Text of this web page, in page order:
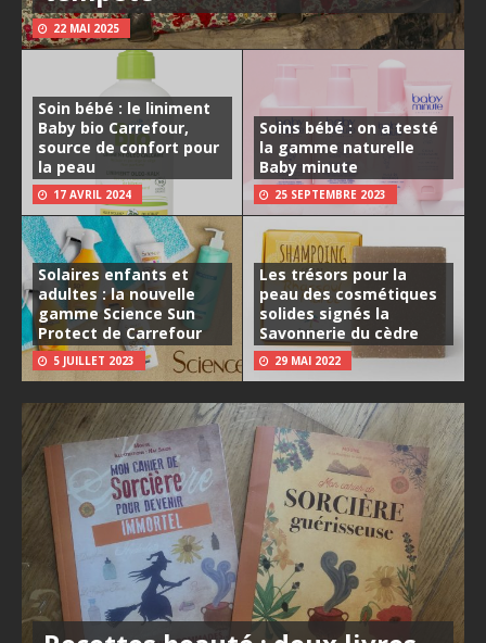
22 MAI 2025
Soin bébé : le liniment
Baby bio Carrefour,
source de confort pour
la peau
17 AVRIL 2024
Soins bébé : on a testé
la gamme naturelle
Baby minute
25 SEPTEMBRE 2023
Solaires enfants et
adultes : la nouvelle
gamme Science Sun
Protect de Carrefour
5 JUILLET 2023
Les trésors pour la
peau des cosmétiques
solides signés la
Savonnerie du cèdre
29 MAI 2022